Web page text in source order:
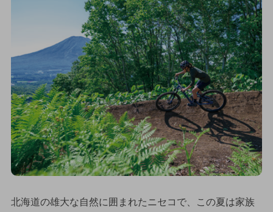
北海道の雄大な自然に囲まれたニセコで、この夏は家族